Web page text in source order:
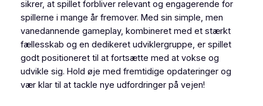
sikrer, at spillet forbliver relevant og engagerende for
spillerne i mange år fremover. Med sin simple, men
vanedannende gameplay, kombineret med et stærkt
fællesskab og en dedikeret udviklergruppe, er spillet
godt positioneret til at fortsætte med at vokse og
udvikle sig. Hold øje med fremtidige opdateringer og
vær klar til at tackle nye udfordringer på vejen!